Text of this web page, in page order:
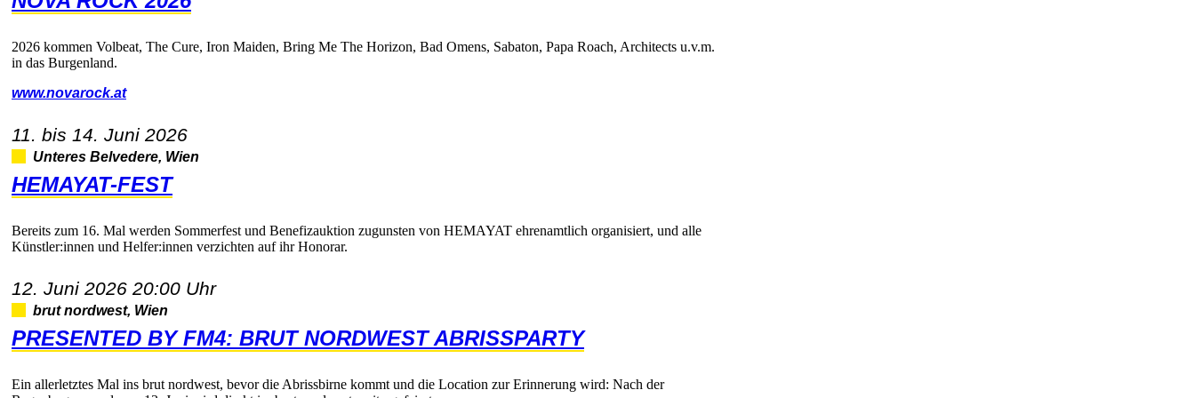
2026kommenVolbeat,TheCure,IronMaiden,BringMeTheHorizon,BadOmens,Sabaton,PapaRoach,Architectsu.v.m.
indasBurgenland.
www.novarock.at
11.bis14.Juni2026
UnteresBelvedere,Wien
HEMAYAT-FEST
Bereitszum16.MalwerdenSommerfestundBenefizauktionzugunstenvonHEMAYATehrenamtlichorganisiert,undalle
Künstler:innenundHelfer:innenverzichtenaufihrHonorar.
12.Juni202620:00Uhr
brutnordwest,Wien
PRESENTEDBYFM4:BRUTNORDWESTABRISSPARTY
EinallerletztesMalinsbrutnordwest,bevordieAbrissbirnekommtunddieLocationzurErinnerungwird:Nachder